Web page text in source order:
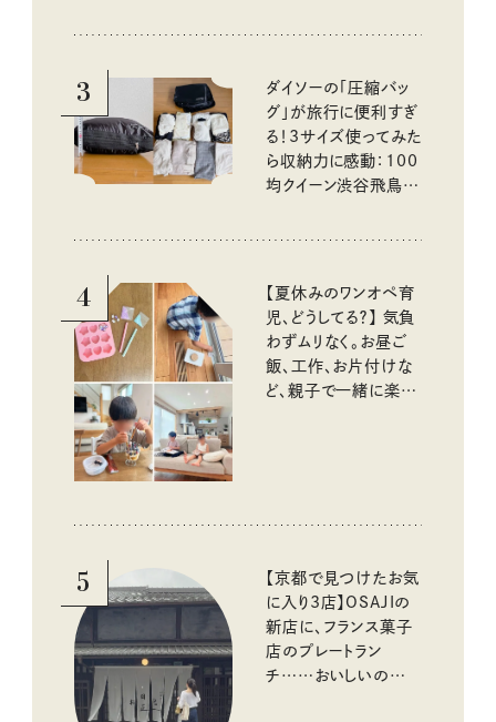
3
ダイソーの「圧縮バッ
グ」が旅行に便利すぎ
る！3サイズ使ってみた
ら収納力に感動：100
均クイーン渋谷飛鳥の
4
【夏休みのワンオペ育
児、どうしてる？】 気負
わずムリなく。お昼ご
飯、工作、お片付けな
ど、親子で一緒に楽し
5
【京都で見つけたお気
に入り3店】OSAJIの
新店に、フランス菓子
店のプレートラン
チ……おいしいのんび